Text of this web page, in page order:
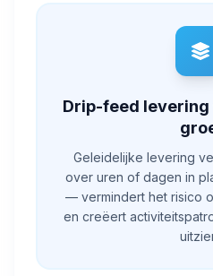
Drip-feed
Geleidelijke levering
over uren of dagen in
— vermindert het risico
en creëert